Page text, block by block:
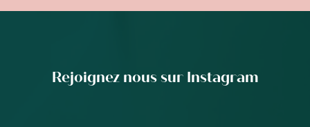
Rejoignez nous sur Instagram